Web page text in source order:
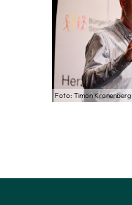
Foto: Timon Kronenberg